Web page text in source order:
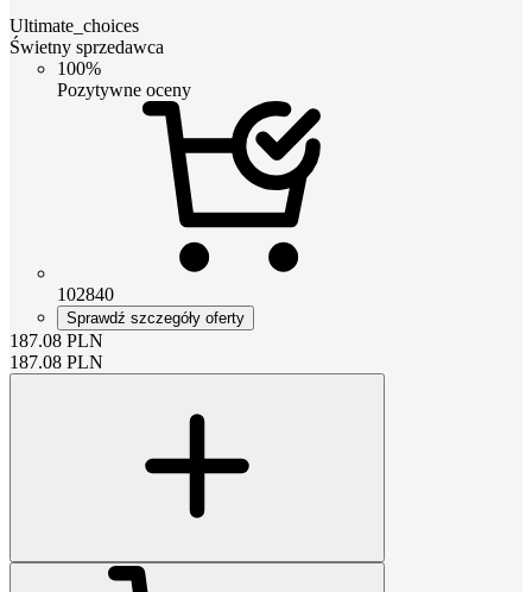
Ultimate_choices
Świetny sprzedawca
100%
Pozytywne oceny
102840
Sprawdź szczegóły oferty
187.08 PLN
187.08 PLN